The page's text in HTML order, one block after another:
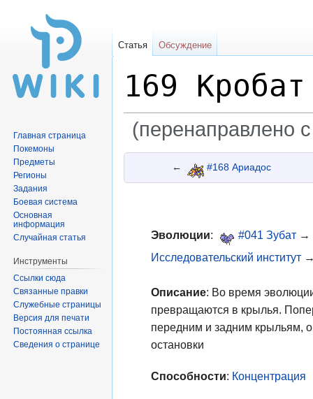
169 Кробат
(перенаправлено
← #168 Ариадос
Эволюции: #041 Зубат →
Исследовательский институт
Описание: Во время
превращаются в крылья.
передним и задним крыльям,
остановки
Способности: Концентрация
Статья Обсуждение
Главная страница
Покемоны
Предметы
Регионы
Задания
Боевая система
Основная
информация
Случайная статья
Инструменты
Ссылки сюда
Связанные правки
Служебные страницы
Версия для печати
Постоянная ссылка
Сведения о странице